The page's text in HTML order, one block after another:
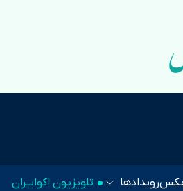
رویدادها تلویزیون اکوایــران